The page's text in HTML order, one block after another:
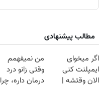
مطالب پیشنهادی
اگر میخوای
ایمپلنت کنی
الان وقتشه |
من نمیفهمم
وقتی زانو درد
درمان داره، چرا